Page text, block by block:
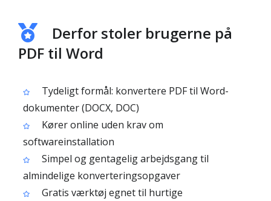
Derfor stoler brugerne på
PDF til Word
Tydeligt formål: konvertere PDF til Word-
dokumenter (DOCX, DOC)
Kører online uden krav om
softwareinstallation
Simpel og gentagelig arbejdsgang til
almindelige konverteringsopgaver
Gratis værktøj egnet til hurtige